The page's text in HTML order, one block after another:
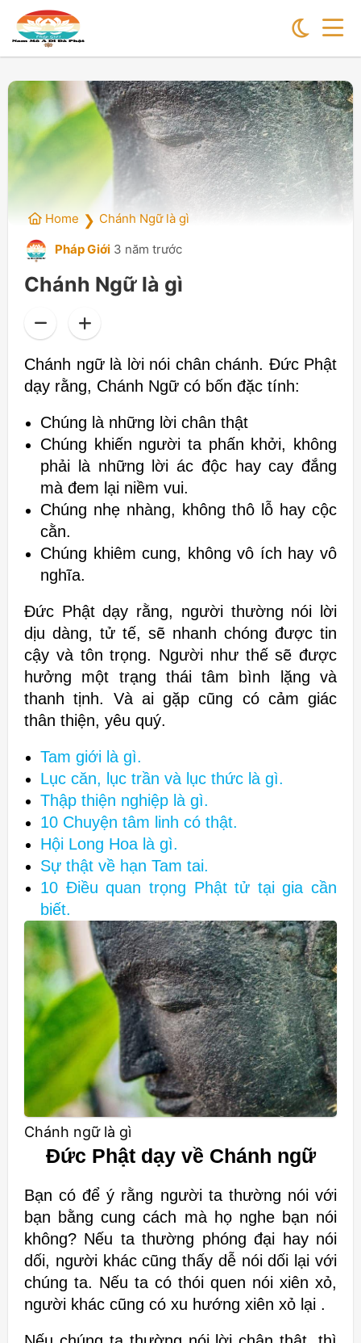
Home ❯ Chánh Ngữ là gì
Pháp Giới 3 năm trước
Chánh Ngữ là gì
Chánh ngữ là lời nói chân chánh. Đức Phật
dạy rằng, Chánh Ngữ có bốn đặc tính:
Chúng là những lời chân thật
Chúng khiến người ta phấn khởi,
không
phải là những lời ác độc hay cay đắng
mà đem lại niềm vui.
Chúng nhẹ nhàng, không thô lỗ hay cộc
cằn.
Chúng khiêm cung, không vô ích hay vô
nghĩa.
Đức Phật dạy rằng, người thường nói lời
dịu dàng, tử tế, sẽ nhanh chóng được tin
cậy và tôn trọng. Người như thế sẽ được
hưởng một trạng thái tâm
bình lặng và
thanh tịnh. Và ai gặp cũng có cảm giác
thân thiện, yêu quý.
Tam giới là gì.
Lục căn, lục trần và lục thức là gì.
Thập thiện nghiệp là gì.
10 Chuyện tâm linh có thật.
Hội Long Hoa là gì.
Sự thật về hạn Tam tai.
10 Điều quan trọng Phật tử tại gia cần
biết.
Chánh ngữ là gì
Đức Phật dạy về Chánh ngữ
Bạn có để ý rằng người ta thường nói với
bạn bằng cung cách mà họ nghe bạn nói
không? Nếu ta thường phóng đại hay nói
dối, người khác cũng thấy dễ nói dối lại với
chúng ta. Nếu ta có thói quen nói xiên xỏ,
người khác cũng có xu hướng xiên xỏ lại .